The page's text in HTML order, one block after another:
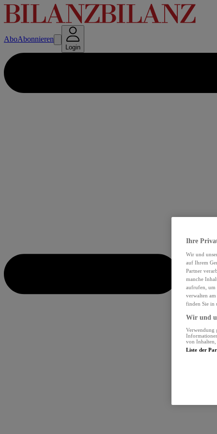
AboAbonnieren
Login
Ihre
Wir und
auf Ihrem
Partner
manche
aufrufen, um
verwalten
finden Sie in
Wir und
Verwendung
von Inhalten,
Liste der